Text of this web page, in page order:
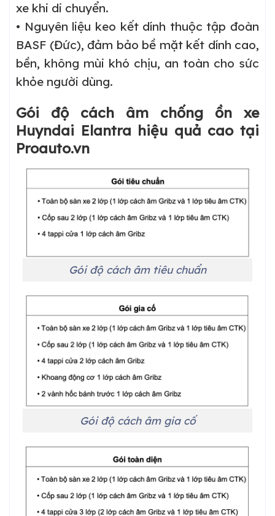
xe khi di chuyển.
• Nguyên liệu keo kết dính thuộc tập đoàn
BASF (Đức), đảm bảo bề mặt kết dính cao,
bền, không mùi khó chịu, an toàn cho sức
khỏe người dùng.
Gói độ cách âm chống ồn xe
Huyndai Elantra hiệu quả cao tại
Proauto.vn
Gói độ cách âm tiêu chuẩn
Gói độ cách âm gia cố